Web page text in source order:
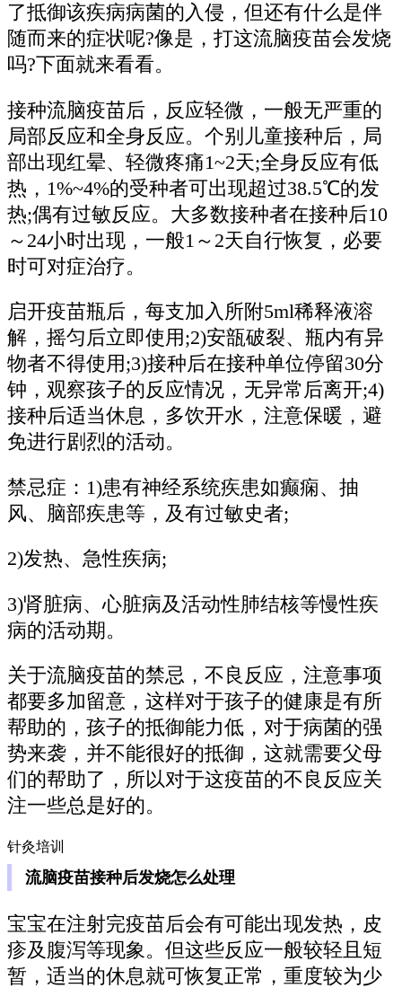
了抵御该疾病病菌的入侵，但还有什么是伴
随而来的症状呢?像是，打这流脑疫苗会发烧
吗?下面就来看看。
接种流脑疫苗后，反应轻微，一般无严重的
局部反应和全身反应。个别儿童接种后，局
部出现红晕、轻微疼痛1~2天;全身反应有低
热，1%~4%的受种者可出现超过38.5℃的发
热;偶有过敏反应。大多数接种者在接种后10
～24小时出现，一般1～2天自行恢复，必要
时可对症治疗。
启开疫苗瓶后，每支加入所附5ml稀释液溶
解，摇匀后立即使用;2)安瓿破裂、瓶内有异
物者不得使用;3)接种后在接种单位停留30分
钟，观察孩子的反应情况，无异常后离开;4)
接种后适当休息，多饮开水，注意保暖，避
免进行剧烈的活动。
禁忌症：1)患有神经系统疾患如癫痫、抽
风、脑部疾患等，及有过敏史者;
2)发热、急性疾病;
3)肾脏病、心脏病及活动性肺结核等慢性疾
病的活动期。
关于流脑疫苗的禁忌，不良反应，注意事项
都要多加留意，这样对于孩子的健康是有所
帮助的，孩子的抵御能力低，对于病菌的强
势来袭，并不能很好的抵御，这就需要父母
们的帮助了，所以对于这疫苗的不良反应关
注一些总是好的。
针灸培训
流脑疫苗接种后发烧怎么处理
宝宝在注射完疫苗后会有可能出现发热，皮
疹及腹泻等现象。但这些反应一般较轻且短
暂，适当的休息就可恢复正常，重度较为少